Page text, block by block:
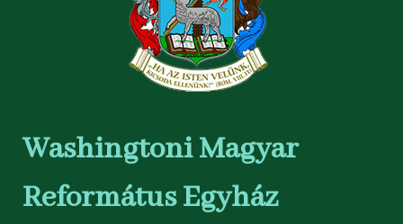
Washingtoni Magyar
Református Egyház